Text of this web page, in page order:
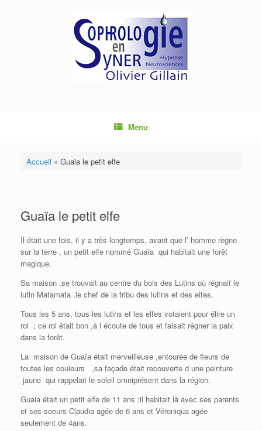
Menu
Accueil » Guaia le petit elfe
Guaïa le petit elfe
Il était une fois, il y a très longtemps, avant que l’ homme règne
sur la terre , un petit elfe nommé Guaïa qui habitait une forêt
magique.
Sa maison ,se trouvait au centre du bois des Lutins où régnait le
lutin Matamata ,le chef de la tribu des lutins et des elfes.
Tous les 5 ans, tous les lutins et les elfes votaient pour élire un
roi ; ce roi était bon ,à l écoute de tous et faisait régner la paix
dans la forêt.
La maison de Guaîa était merveilleuse ,entourée de fleurs de
toutes les couleurs ,sa façade était recouverte d une peinture
jaune qui rappelait le soleil omniprésent dans la région.
Guaia était un petit elfe de 11 ans ;il habitait là avec ses parents
et ses soeurs Claudia agée de 6 ans et Véroniqua agée
seulement de 4ans.